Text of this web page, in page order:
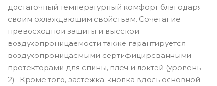
достаточный температурный комфорт благодаря
своим охлаждающим свойствам. Сочетание
превосходной защиты и высокой
воздухопроницаемости также гарантируется
воздухопроницаемыми сертифицированными
протекторами для спины, плеч и локтей (уровень
2). Кроме того, застежка-кнопка вдоль основной